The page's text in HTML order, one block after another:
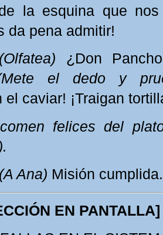
la esquina que
da pena admitir!
(Olfatea) ¿Don
el dedo y
el caviar! ¡Traigan
felices del
(A Ana) Misión cumplida.
EN PANTALLA]